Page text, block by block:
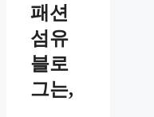
패션
섬유
블로
그는,